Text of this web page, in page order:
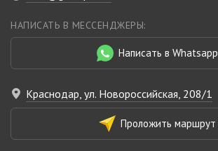
НАПИСАТЬ В МЕССЕНДЖЕРЫ:
Написать в Whatsapp
Краснодар, ул. Новороссийская, 208/1
Проложить маршрут